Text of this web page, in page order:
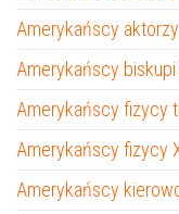
Amerykańscy
Amerykańscy
Amerykańscy fizycy
Amerykańscy fizycy
Amerykańscy